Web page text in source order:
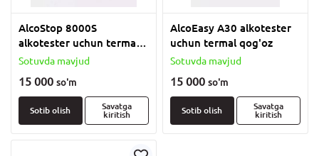
AlcoStop 8000S
alkotester uchun termal
qog'oz
Sotuvda mavjud
15 000 so'm
Sotib olish
Savatga
kiritish
AlcoEasy A30 alkotester
uchun termal qog'oz
Sotuvda mavjud
15 000 so'm
Sotib olish
Savatga
kiritish